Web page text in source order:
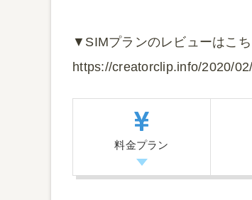
▼SIMプランのレビューはこち
https://creatorclip.info/2020/
料金プラン